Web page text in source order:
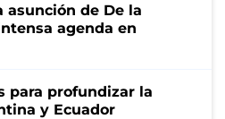
asunción de De la
agenda en
para profundizar la
y Ecuador